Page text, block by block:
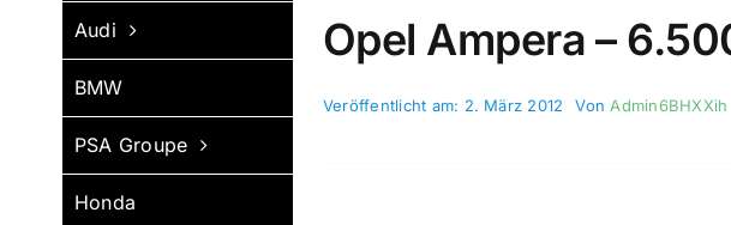
Audi
BMW
PSA Groupe
Honda
Opel Ampera –
Veröffentlicht am: 2. März 2012 Von Admin6BHXXih